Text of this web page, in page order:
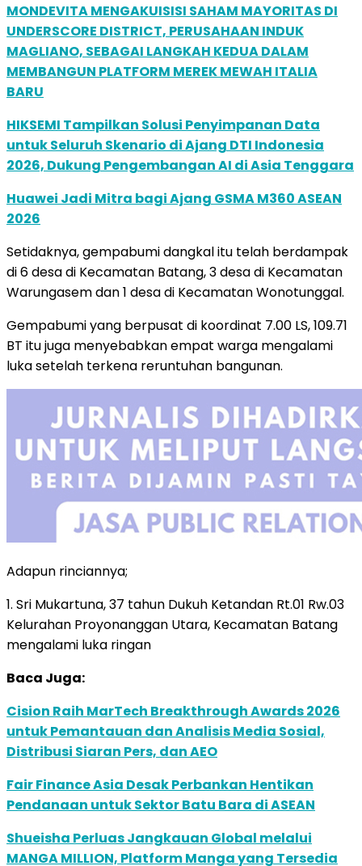
MONDEVITA MENGAKUISISI SAHAM MAYORITAS DI
UNDERSCORE DISTRICT, PERUSAHAAN INDUK
MAGLIANO, SEBAGAI LANGKAH KEDUA DALAM
MEMBANGUN PLATFORM MEREK MEWAH ITALIA
BARU
HIKSEMI Tampilkan Solusi Penyimpanan Data
untuk Seluruh Skenario di Ajang DTI Indonesia
2026, Dukung Pengembangan AI di Asia Tenggara
Huawei Jadi Mitra bagi Ajang GSMA M360 ASEAN
2026
Setidaknya, gempabumi dangkal itu telah berdampak
di 6 desa di Kecamatan Batang, 3 desa di Kecamatan
Warungasem dan 1 desa di Kecamatan Wonotunggal.
Gempabumi yang berpusat di koordinat 7.00 LS, 109.71
BT itu juga menyebabkan empat warga mengalami
luka setelah terkena reruntuhan bangunan.
Adapun rinciannya;
1. Sri Mukartuna, 37 tahun Dukuh Ketandan Rt.01 Rw.03
Kelurahan Proyonanggan Utara, Kecamatan Batang
mengalami luka ringan
Baca Juga:
Cision Raih MarTech Breakthrough Awards 2026
untuk Pemantauan dan Analisis Media Sosial,
Distribusi Siaran Pers, dan AEO
Fair Finance Asia Desak Perbankan Hentikan
Pendanaan untuk Sektor Batu Bara di ASEAN
Shueisha Perluas Jangkauan Global melalui
MANGA MILLION, Platform Manga yang Tersedia